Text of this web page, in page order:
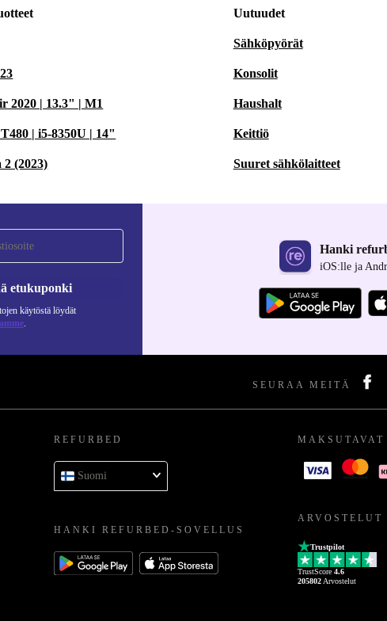
2020 | 13.3" | M1
| i5-8350U | 14"
(2023)
Uutuudet
Sähköpyörät
Konsolit
Haushalt
Keittiö
Suuret sähkölaitteet
etukuponki
käytöstä löydät
.
Hanki
iOS:lle ja
SEURAA MEITÄ
REFURBED
Suomi
HANKI REFURBED-SOVELLUS
MAKSUTAVAT
ARVOSTELUT
Trustpilot
TrustScore 4.6
205802 Arvostelut